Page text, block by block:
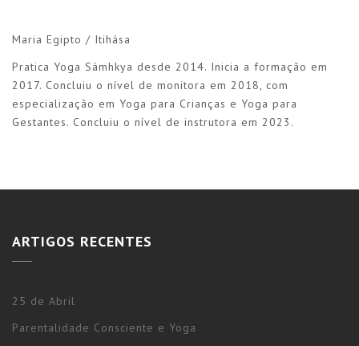
Maria Egipto / Itihása
Pratica Yoga Sámhkya desde 2014. Inicia a formação em
2017. Concluiu o nível de monitora em 2018, com
especialização em Yoga para Crianças e Yoga para
Gestantes. Concluiu o nível de instrutora em 2023.
ARTIGOS RECENTES
25 de Abril
Parentalidade Consciente e Yoga